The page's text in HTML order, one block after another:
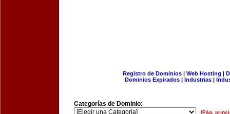
Registro de Dominios| Web Hosting |
Dominios Expirados | Industrias |
Categorías de Dominio:
[Pág.